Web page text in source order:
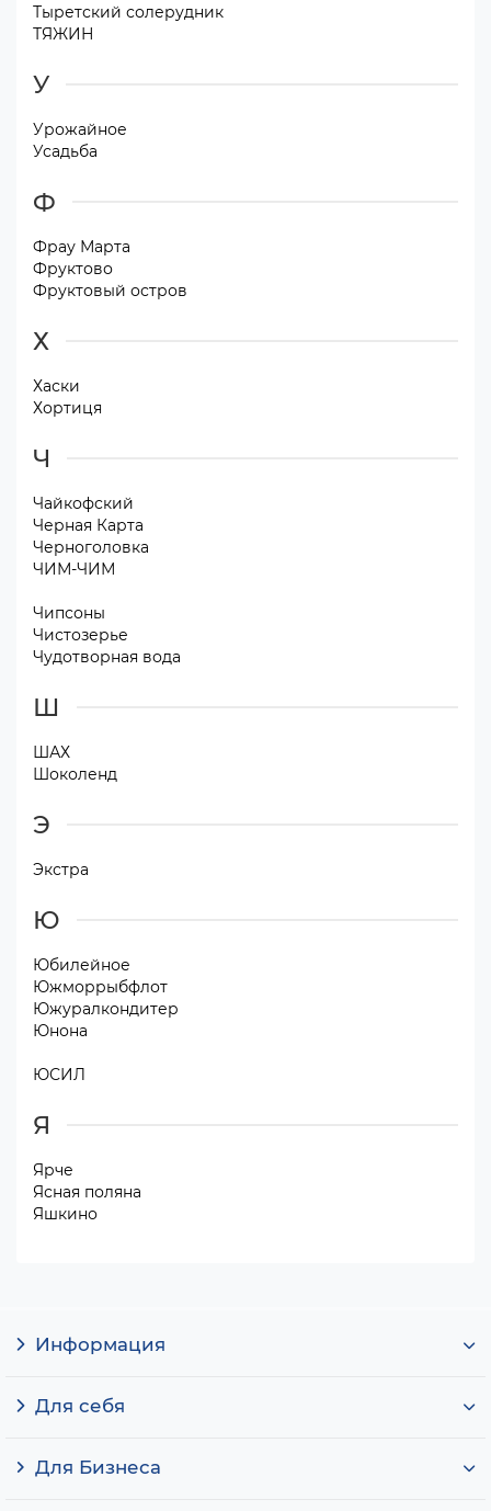
Тыретский солерудник
ТЯЖИН
У
Урожайное
Усадьба
Ф
Фрау Марта
Фруктово
Фруктовый остров
Х
Хаски
Хортиця
Ч
Чайкофский
Черная Карта
Черноголовка
ЧИМ-ЧИМ
Чипсоны
Чистозерье
Чудотворная вода
Ш
ШАХ
Шоколенд
Э
Экстра
Ю
Юбилейное
Южморрыбфлот
Южуралкондитер
Юнона
ЮСИЛ
Я
Ярче
Ясная поляна
Яшкино
Информация
Для себя
Для Бизнеса